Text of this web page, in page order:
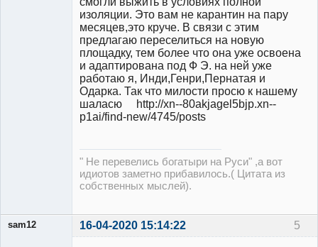
изоляции. Это вам не карантин на пару
месяцев,это круче. В связи с этим
предлагаю переселиться на новую
площадку, тем более что она уже освоена
и адаптирована под Ф Э. на ней уже
работаю я, Инди,Генри,Пернатая и
Одарка. Так что милости просю к нашему
шаласю http://xn--80akjagel5bjp.xn--
p1ai/find-new/4745/posts
" Не перевелись богатыри на Руси" ,а вот
идиотов заметно прибавилось.( Цитата из
собственных мыслей).
5
sam12 16-04-2020 15:14:22